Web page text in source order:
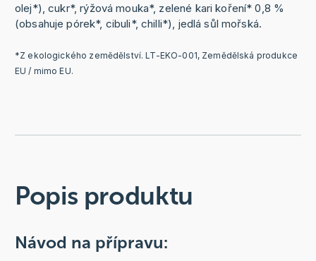
olej*), cukr*, rýžová mouka*, zelené kari koření* 0,8 %
(obsahuje pórek*, cibuli*, chilli*), jedlá sůl mořská.
*Z ekologického zemědělství. LT-EKO-001, Zemědělská produkce
EU / mimo EU.
Popis produktu
Návod na přípravu: